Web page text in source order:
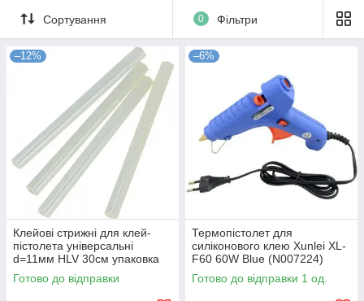
Сортування 0 Фільтри
–12%
Клейові стрижні для клей-
пістолета універсальні
d=11мм HLV 30см упаковка
шт 35 (N007218)
Готово до відправки
–6%
Термопістолет для
силіконового клею Xunlei XL-
F60 60W Blue (N007224)
Готово до відправки 1 од.